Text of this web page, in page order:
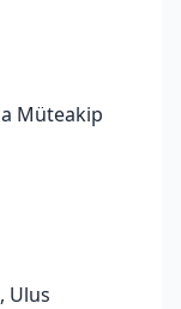
Müteakip
Ulus